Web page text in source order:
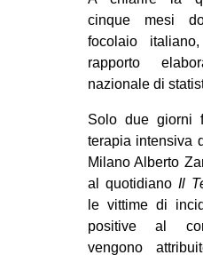
cinque mesi
focolaio
rapporto
nazionale di
Solo due giorni
terapia intensiva
Milano Alberto
al quotidiano Il
le vittime di
positive al
vengono